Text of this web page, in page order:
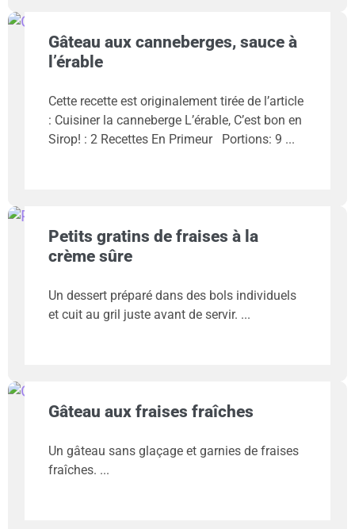
Gâteau aux canneberges, sauce à
l’érable
Cette recette est originalement tirée de l’article
: Cuisiner la canneberge L’érable, C’est bon en
Sirop! : 2 Recettes En Primeur Portions: 9
Petits gratins de fraises à la
crème sûre
Un dessert préparé dans des bols individuels
et cuit au gril juste avant de servir.
Gâteau aux fraises fraîches
Un gâteau sans glaçage et garnies de fraises
fraîches.